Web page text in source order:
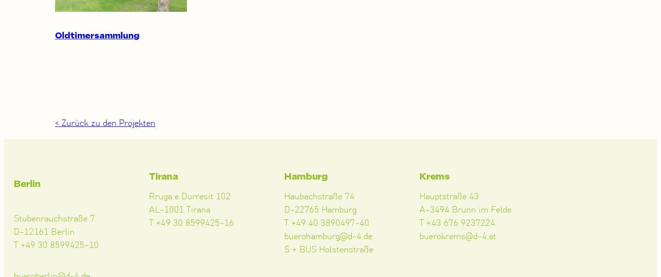
Oldtimersammlung
< Zurück zu den Projekten
Berlin
Stubenrauchstraße 7
D-12161 Berlin
T +49 30 8599425-10
Tirana
Rruga e Durresit 102
AL-1001 Tirana
T +49 30 8599425-16
Hamburg
Haubachstraße 74
D-22765 Hamburg
T +49 40 3890497-40
buerohamburg@d-4.de
S + BUS Holstenstraße
Krems
Hauptstraße 43
A-3494 Brunn im Felde
T +43 676 9237224
buerokrems@d-4.at